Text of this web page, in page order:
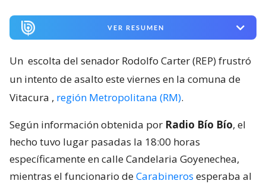
VER RESUMEN
Un escolta del senador Rodolfo Carter (REP) frustró
un intento de asalto este viernes en la comuna de
Vitacura , región Metropolitana (RM).
Según información obtenida por Radio Bío Bío, el
hecho tuvo lugar pasadas la 18:00 horas
específicamente en calle Candelaria Goyenechea,
mientras el funcionario deCarabineros esperaba al